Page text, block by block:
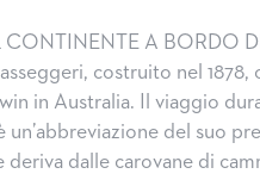
CONTINENTE A BORDO
costruito nel
in Australia. Il viaggio
un’abbreviazione del suo
deriva dalle carovane di